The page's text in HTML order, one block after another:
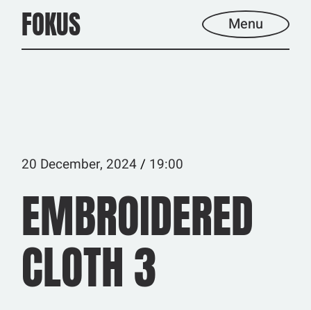
contentFOKUS Menu
20 December, 2024 19:00
EMBROIDERED
CLOTH 3